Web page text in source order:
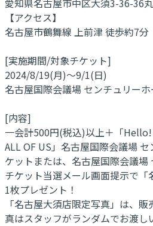
愛知県名古屋市中区大須3-36-36
【アクセス】
名古屋市鶴舞線 上前津 徒歩約7分
[実施期間/対象チケット]
2024/8/19(月)～9/1(日)
名古屋国際会議場 センチュリー
[内容]
一会計500円(税込)以上＋「
ALL OF US」名古屋国際会議場
ケットまたは、名古屋国際会議場
チケット当選メール画面提示で「
1枚プレゼント！
「名古屋大須店限定写真」は、
真はスタッフがランダムでお渡し